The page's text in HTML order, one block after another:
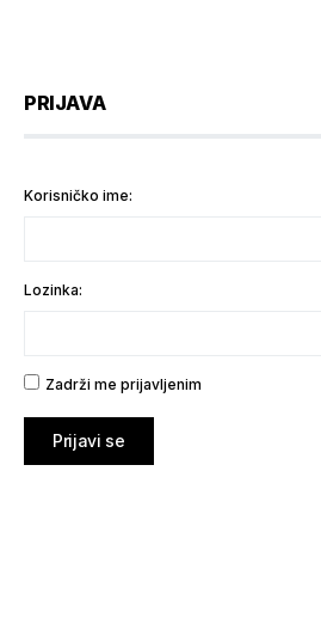
PRIJAVA
Korisničko ime:
Lozinka:
Zadrži me prijavljenim
Prijavi se